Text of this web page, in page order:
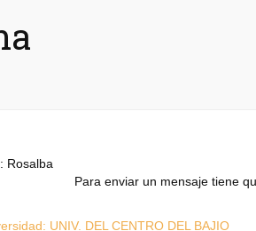
Rosalba
Para enviar un mensaje tiene
UNIV. DEL CENTRO DEL BAJIO